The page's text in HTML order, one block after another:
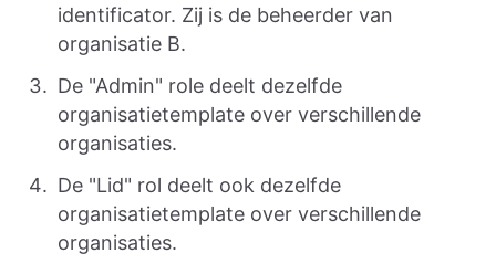
identificator. Zij is de beheerder van
organisatie B.
De "Admin" role deelt dezelfde
organisatietemplate over verschillende
organisaties.
De "Lid" rol deelt ook dezelfde
organisatietemplate over verschillende
organisaties.